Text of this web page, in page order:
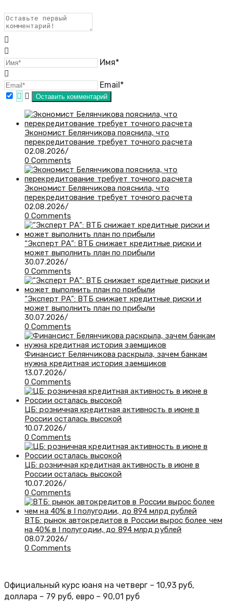
Имя*
Email*
Экономист Белянчикова пояснила, что
перекредитование требует точного расчета
02.08.2026/
0 Comments
Экономист Белянчикова пояснила, что
перекредитование требует точного расчета
02.08.2026/
0 Comments
“Эксперт РА”: ВТБ снижает кредитные риски и
может выполнить план по прибыли
30.07.2026/
0 Comments
“Эксперт РА”: ВТБ снижает кредитные риски и
может выполнить план по прибыли
30.07.2026/
0 Comments
Финансист Белянчикова раскрыла, зачем банкам
нужна кредитная история заемщиков
13.07.2026/
0 Comments
ЦБ: розничная кредитная активность в июне в
России осталась высокой
10.07.2026/
0 Comments
ЦБ: розничная кредитная активность в июне в
России осталась высокой
10.07.2026/
0 Comments
ВТБ: рынок автокредитов в России вырос более чем
на 40% в I полугодии, до 894 млрд рублей
08.07.2026/
0 Comments
Официальный курс юаня на четверг – 10,93 руб,
доллара – 79 руб, евро – 90,01 руб